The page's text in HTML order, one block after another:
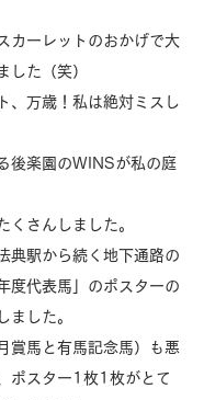
カーレットのおかげで大
した（笑）
、万歳！私は絶対ミスし
後楽園のWINSが私の庭
くさんしました。
典駅から続く地下通路の
度代表馬」のポスターの
ました。
賞馬と有馬記念馬）も悪
ポスター1枚1枚がとて